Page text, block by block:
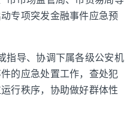
专项突发金融事件应急预
指导、协调下属各级公安机
的应急处置工作，查处犯
行秩序，协助做好群体性